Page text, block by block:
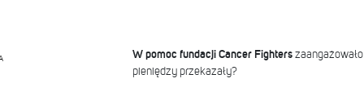
W pomoc fundacji Cancer Fighters
pieniędzy przekazały?